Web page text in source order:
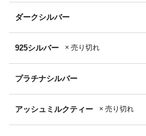
ダークシルバー
925シルバー × 売り切れ
プラチナシルバー
アッシュミルクティー × 売り切れ